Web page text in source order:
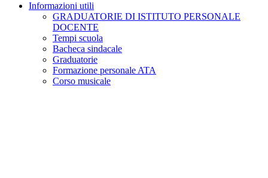
Informazioni utili
GRADUATORIE DI ISTITUTO PERSONALE
DOCENTE
Tempi scuola
Bacheca sindacale
Graduatorie
Formazione personale ATA
Corso musicale